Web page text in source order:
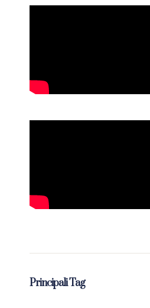
Principali Tag